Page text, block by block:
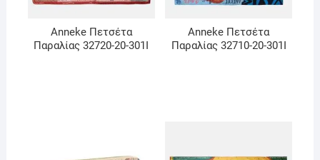
Anneke Πετσέτα
Παραλίας 32720-20-301I
Anneke Πετσέτα
Παραλίας 32710-20-301I